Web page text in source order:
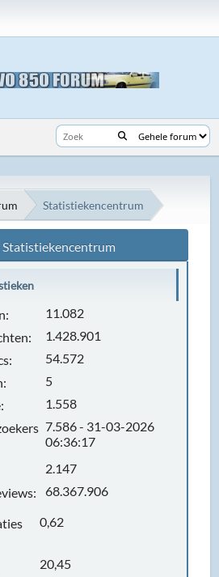
Statistiekencentrum
11.082
1.428.901
54.572
5
1.558
7.586 - 31-03-2026
06:36:17
2.147
68.367.906
0,62
20,45